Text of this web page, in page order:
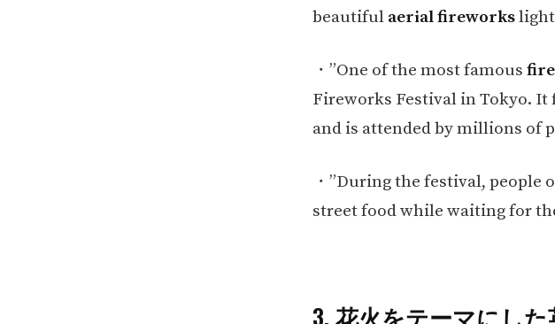
beautiful aerial fireworkslight
・”One of the most famous
Fireworks Festival in Tokyo. It
and is attended by millions of
・”During the festival,
street food while waiting for
3. 花火をテーマにし